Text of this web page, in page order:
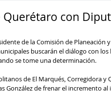
con
de la Comisión de Planeación
buscarán el diálogo con
se tome una determinación.
de El Marqués, Corregidora
González de frenar el incremento